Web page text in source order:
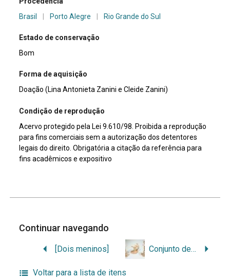
Brasil
Porto Alegre Rio Grande do Sul
Estado de conservação
Bom
Forma de aquisição
Doação (Lina Antonieta Zanini e Cleide Zanini)
Condição de reprodução
Acervo protegido pela Lei 9.610/98. Proibida a reprodução
para fins comerciais sem a autorização dos detentores
legais do direito. Obrigatória a citação da referência para
fins acadêmicos e expositivo
Continuar navegando
[Dois meninos] Conjunto de dois castiçais e um vaso
Voltar para a lista de itens